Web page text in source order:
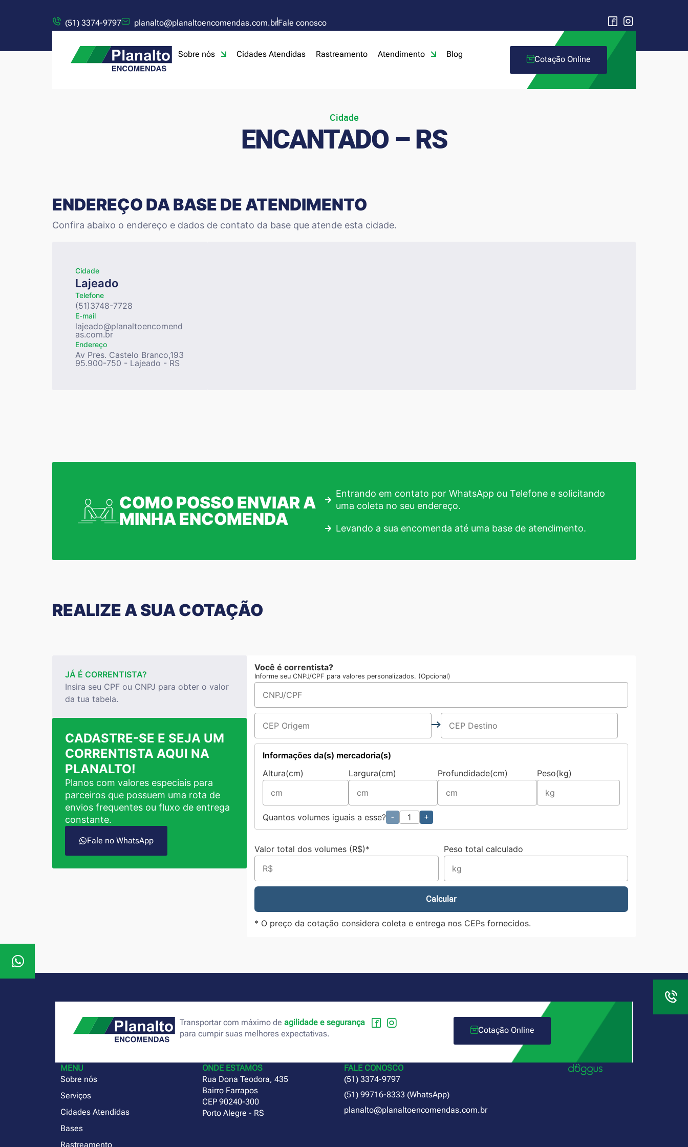
(51) 3374-9797 planalto@planaltoencomendas.com.brFale conosco
Sobre nós Cidades Atendidas Rastreamento Atendimento Blog
Cotação Online
Cidade
ENCANTADO – RS
ENDEREÇO DA BASE DE ATENDIMENTO
Confira abaixo o endereço e dados de contato da base que atende esta cidade.
Cidade
Lajeado
Telefone
(51)3748-7728
E-mail
lajeado@planaltoencomend
as.com.br
Endereço
Av Pres. Castelo Branco,193
95.900-750 - Lajeado - RS
COMO POSSO ENVIAR A
MINHA ENCOMENDA
Entrando em contato por WhatsApp ou Telefone e solicitando
uma coleta no seu endereço.
Levando a sua encomenda até uma base de atendimento.
REALIZE A SUA COTAÇÃO
JÁ É CORRENTISTA?
Insira seu CPF ou CNPJ para obter o valor
da tua tabela.
CADASTRE-SE E SEJA UM
CORRENTISTA AQUI NA
PLANALTO!
Planos com valores especiais para
parceiros que possuem uma rota de
envios frequentes ou fluxo de entrega
constante.
Fale no WhatsApp
Você é correntista?
Informe seu CNPJ/CPF para valores personalizados. (Opcional)
Informações da(s) mercadoria(s)
Altura(cm)
Largura(cm) Profundidade(cm) Peso(kg)
Quantos volumes iguais a esse? - +
Valor total dos volumes (R$)* Peso total calculado
Calcular
* O preço da cotação considera coleta e entrega nos CEPs fornecidos.
Transportar com máximo deagilidade e segurança
para cumpir suas melhores expectativas.
Cotação Online
MENU
Sobre nós
Serviços
Cidades Atendidas
Bases
Rastreamento
ONDE ESTAMOS
Rua Dona Teodora, 435
Bairro Farrapos
CEP 90240-300
Porto Alegre - RS
FALE CONOSCO
(51) 3374-9797
(51) 99716-8333 (WhatsApp)
planalto@planaltoencomendas.com.br